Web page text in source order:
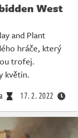
West
and Plant
hráče, který
trofej.
květin.
17. 2. 2022